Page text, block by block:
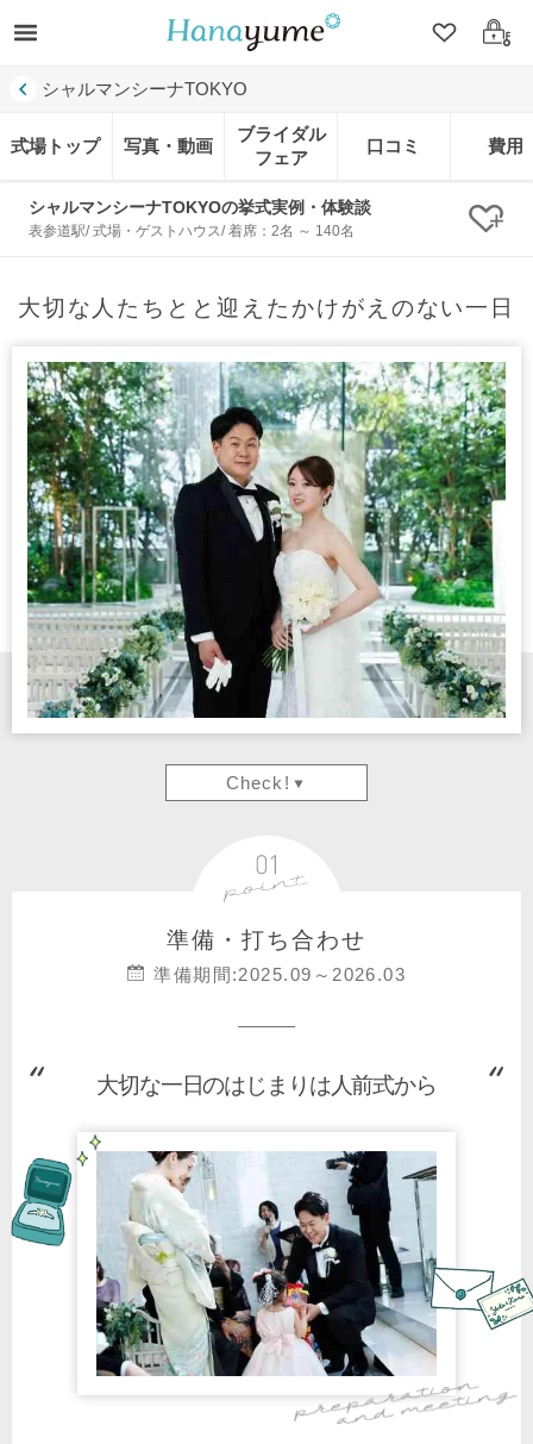
クリップ
ログ
シャルマンシーナTOKYO
式場トップ 写真・動画
ブライダル
フェア
口コミ 費用
シャルマンシーナTOKYOの挙式実例・体験談
表参道駅/ 式場・ゲストハウス/ 着席：2名 ～ 140名 ク
大切な人たちとと迎えたかけがえのない一日
Check!
準備・打ち合わせ
準備期間:2025.09～2026.03
大切な一日のはじまりは人前式から